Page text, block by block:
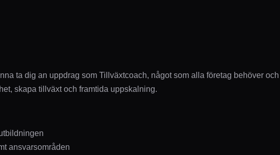
ta dig an uppdrag som Tillväxtcoach, något som alla företag behöver och
skapa tillväxt och framtida uppskalning.
ansvarsområden